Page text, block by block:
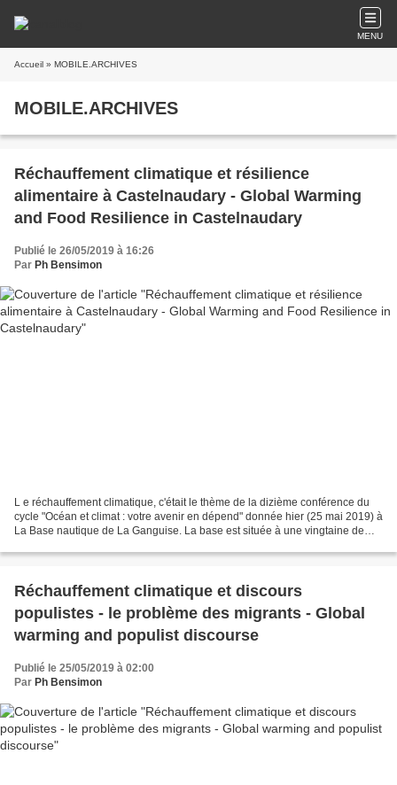
MENU
Accueil » MOBILE.ARCHIVES
MOBILE.ARCHIVES
Réchauffement climatique et résilience
alimentaire à Castelnaudary - Global Warming
and Food Resilience in Castelnaudary
Publié le 26/05/2019 à 16:26
Par Ph Bensimon
L e réchauffement climatique, c'était le thème de la dizième conférence du
cycle "Océan et climat : votre avenir en dépend" donnée hier (25 mai 2019) à
La Base nautique de La Ganguise. La base est située à une vingtaine de
Réchauffement climatique et discours
populistes - le problème des migrants - Global
warming and populist discourse
Publié le 25/05/2019 à 02:00
Par Ph Bensimon